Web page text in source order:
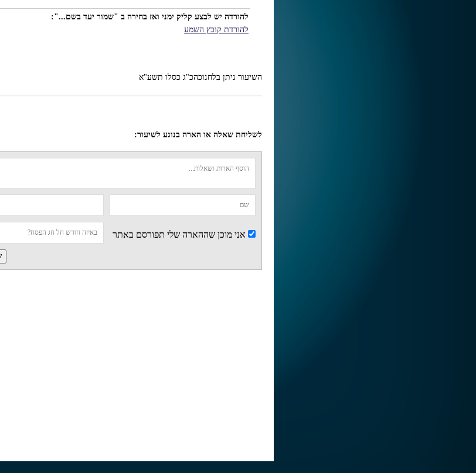
להורדה יש לבצע קליק ימני ואז בחירה ב "שמור יעד בשם...":
להורדת קובץ השמע
השיעור ניתן בלחנוכהכ"ג כסלו תשע"א
לשליחת שאלה או הארה בנוגע לשיעור:
אני מוכן שההארה שלי תפורסם באתר